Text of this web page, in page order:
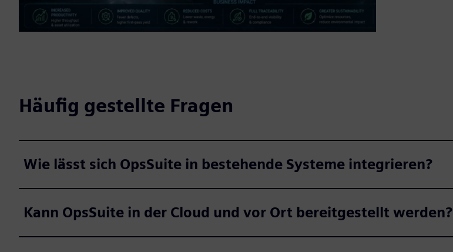
Häufig gestellte Fragen
Wie lässt sich OpsSuite in bestehende Systeme integrieren?
Kann OpsSuite in der Cloud und vor Ort bereitgestellt werden?